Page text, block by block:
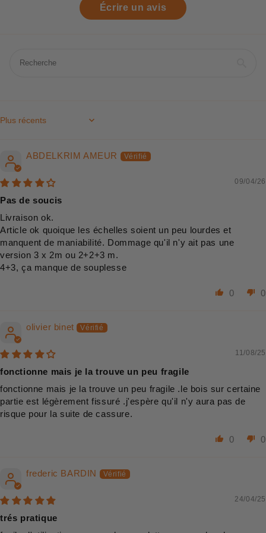
Écrire un avis
Sort by
ABDELKRIM AMEUR
09/04/26
Pas de soucis
Livraison ok.
Article ok quoique les échelles soient un peu lourdes et
manquent de maniabilité. Dommage qu'il n'y ait pas une
version 3 x 2m ou 2+2+3 m.
4+3, ça manque de souplesse
0 0
olivier binet
11/08/25
fonctionne mais je la trouve un peu fragile
fonctionne mais je la trouve un peu fragile .le bois sur certaine
partie est légèrement fissuré .j'espère qu'il n'y aura pas de
risque pour la suite de cassure.
0 0
frederic BARDIN
24/04/25
trés pratique